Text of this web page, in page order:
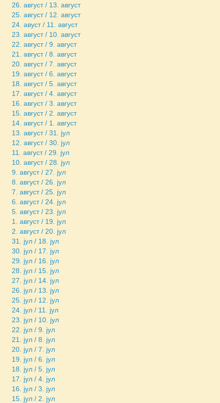
26. август / 13. август
25. август / 12. август
24. авуст / 11. август
23. август / 10. август
22. август / 9. август
21. август / 8. август
20. август / 7. август
19. август / 6. август
18. август / 5. август
17. август / 4. август
16. август / 3. август
15. август / 2. август
14. август / 1. август
13. август / 31. јул
12. август / 30. јул
11. август / 29. јул
10. август / 28. јул
9. август / 27. јул
8. август / 26. јул
7. август / 25. јул
6. август / 24. јул
5. август / 23. јул
1. август / 19. јул
2. август / 20. јул
31. јул / 18. јул
30. јул / 17. јул
29. јул / 16. јул
28. јул / 15. јул
27. јул / 14. јул
26. јул / 13. јул
25. јул / 12. јул
24. јул / 11. јул
23. јул / 10. јул
22. јул / 9. јул
21. јул / 8. јул
20. јул / 7. јул
19. јул / 6. јул
18. јул / 5. јул
17. јул / 4. јул
16. јул / 3. јул
15. јул / 2. јул